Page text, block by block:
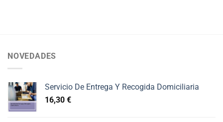
NOVEDADES
Servicio De Entrega Y Recogida Domiciliaria
16,30 €